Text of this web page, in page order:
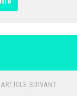
ARTICLE SUIVANT